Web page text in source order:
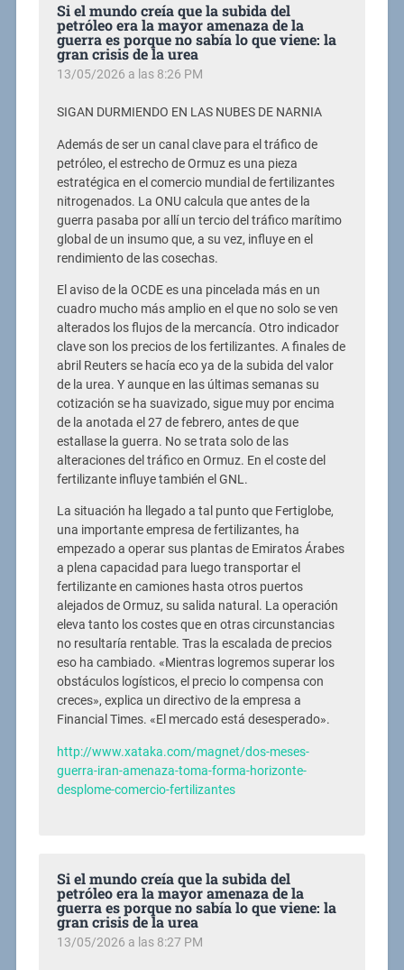
Si el mundo creía que la subida del
petróleo era la mayor amenaza de la
guerra es porque no sabía lo que viene: la
gran crisis de la urea
13/05/2026 a las 8:26 PM
SIGAN DURMIENDO EN LAS NUBES DE NARNIA
Además de ser un canal clave para el tráfico de
petróleo, el estrecho de Ormuz es una pieza
estratégica en el comercio mundial de fertilizantes
nitrogenados. La ONU calcula que antes de la
guerra pasaba por allí un tercio del tráfico marítimo
global de un insumo que, a su vez, influye en el
rendimiento de las cosechas.
El aviso de la OCDE es una pincelada más en un
cuadro mucho más amplio en el que no solo se ven
alterados los flujos de la mercancía. Otro indicador
clave son los precios de los fertilizantes. A finales de
abril Reuters se hacía eco ya de la subida del valor
de la urea. Y aunque en las últimas semanas su
cotización se ha suavizado, sigue muy por encima
de la anotada el 27 de febrero, antes de que
estallase la guerra. No se trata solo de las
alteraciones del tráfico en Ormuz. En el coste del
fertilizante influye también el GNL.
La situación ha llegado a tal punto que Fertiglobe,
una importante empresa de fertilizantes, ha
empezado a operar sus plantas de Emiratos Árabes
a plena capacidad para luego transportar el
fertilizante en camiones hasta otros puertos
alejados de Ormuz, su salida natural. La operación
eleva tanto los costes que en otras circunstancias
no resultaría rentable. Tras la escalada de precios
eso ha cambiado. «Mientras logremos superar los
obstáculos logísticos, el precio lo compensa con
creces», explica un directivo de la empresa a
Financial Times. «El mercado está desesperado».
http://www.xataka.com/magnet/dos-meses-
guerra-iran-amenaza-toma-forma-horizonte-
desplome-comercio-fertilizantes
Si el mundo creía que la subida del
petróleo era la mayor amenaza de la
guerra es porque no sabía lo que viene: la
gran crisis de la urea
13/05/2026 a las 8:27 PM